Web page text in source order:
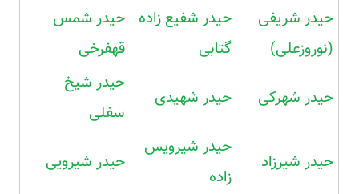
حیدر شریفی
(نوروزعلی)
حیدر شفیع زاده
گتابی
حیدر شمس
قهفرخی
حیدر شهرکی حیدر شهیدی
حیدر شیخ
سفلی
حیدر شیرزاد
حیدر شیرویس
زاده
حیدر شیرویی